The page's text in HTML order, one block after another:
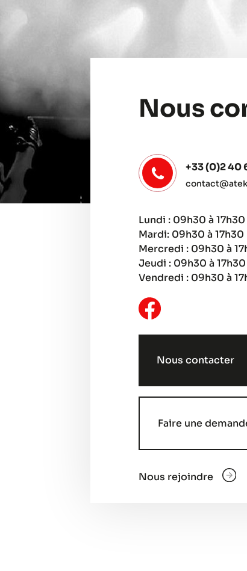
Nous
+33 (0)2 40
Lundi : 09h30 à 17h30
Mardi: 09h30 à 17h30
Mercredi : 09h30 à
Jeudi : 09h30 à 17h30
Vendredi : 09h30 à
Nous contacter
Faire une
Nous rejoindre